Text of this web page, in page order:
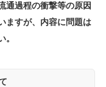
通過程の衝撃等の原因
ますが、内容に問題は
。